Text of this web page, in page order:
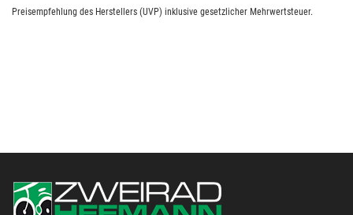
Preisempfehlung des Herstellers (UVP) inklusive gesetzlicher Mehrwertsteuer.